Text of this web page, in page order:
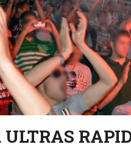
ULTRAS